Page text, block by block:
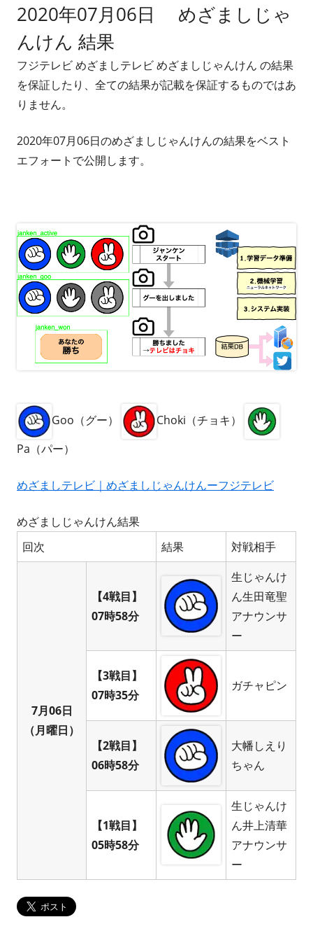
者
日
2020年07月06日 めざましじゃ
んけん 結果
フジテレビ めざましテレビ めざましじゃんけん の結果
を保証したり、全ての結果が記載を保証するものではあ
りません。
2020年07月06日のめざましじゃんけんの結果をベスト
エフォートで公開します。
Goo（グー）
Choki（チョキ）
Pa（パー）
めざましテレビ｜めざましじゃんけんーフジテレビ
めざましじゃんけん結果
回次
結果 対戦相手
7月06日
（月曜日）
【4戦目】
07時58分
生じゃんけ
ん生田竜聖
アナウンサ
ー
【3戦目】
07時35分
ガチャピン
【2戦目】
06時58分
大幡しえり
ちゃん
【1戦目】
05時58分
生じゃんけ
ん井上清華
アナウンサ
ー